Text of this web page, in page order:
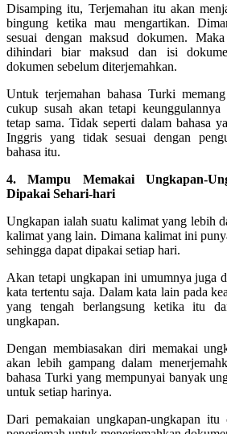
Disamping itu, Terjemahan itu akan
bingung ketika mau mengartikan.
sesuai dengan maksud dokumen.
dihindari biar maksud dan isi
dokumen sebelum diterjemahkan.
Untuk terjemahan bahasa Turki
cukup susah akan tetapi
tetap sama. Tidak seperti dalam bahasa
Inggris yang tidak sesuai dengan
bahasa itu.
4. Mampu Memakai Ungkapan-
Dipakai Sehari-hari
Ungkapan ialah suatu kalimat yang lebih
kalimat yang lain. Dimana kalimat ini
sehingga dapat dipakai setiap hari.
Akan tetapi ungkapan ini umumnya juga
kata tertentu saja. Dalam kata lain pada
yang tengah berlangsung ketika itu
ungkapan.
Dengan membiasakan diri memakai
akan lebih gampang dalam
bahasa Turki yang mempunyai banyak
untuk setiap harinya.
Dari pemakaian ungkapan-ungkapan itu